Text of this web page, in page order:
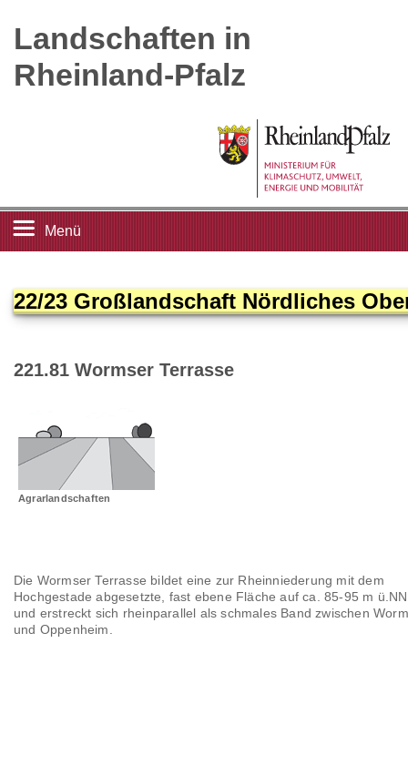
Landschaften in
Rheinland-Pfalz
Menü
Landschaftsleitbilder
Großlandschaften
Glossar
22/23 Großlandschaft Nördliches
221.81 Wormser Terrasse
Agrarlandschaften
Die Wormser Terrasse bildet eine zur Rheinniederung mit dem
Hochgestade abgesetzte, fast ebene Fläche auf ca. 85-95 m ü.NN
und erstreckt sich rheinparallel als schmales Band zwischen
und Oppenheim.